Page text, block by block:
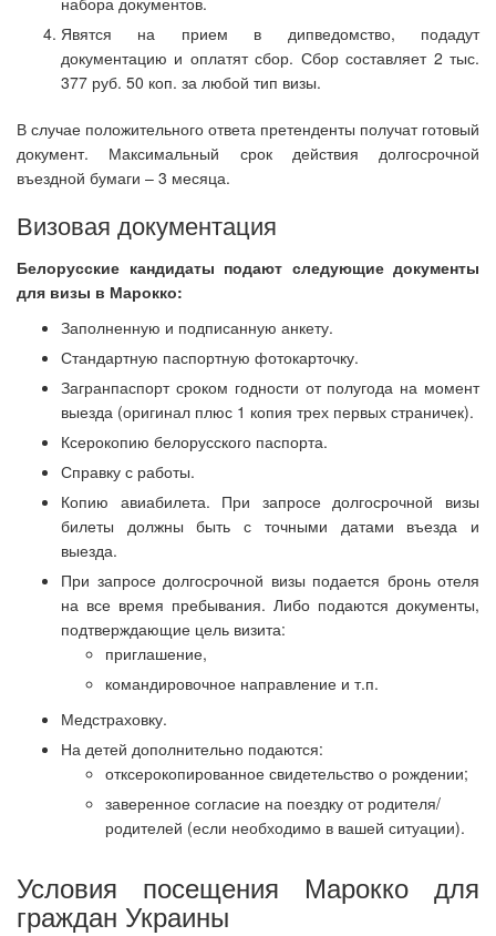
Явятся на прием в дипведомство, подадут
документацию и оплатят сбор. Сбор составляет 2 тыс.
377 руб. 50 коп. за любой тип визы.
В случае положительного ответа претенденты получат готовый
документ. Максимальный срок действия долгосрочной
въездной бумаги – 3 месяца.
Визовая документация
Белорусские кандидаты подают следующие документы
для визы в Марокко:
Заполненную и подписанную анкету.
Стандартную паспортную фотокарточку.
Загранпаспорт сроком годности от полугода на момент
выезда (оригинал плюс 1 копия трех первых страничек).
Ксерокопию белорусского паспорта.
Справку с работы.
Копию авиабилета. При запросе долгосрочной визы
билеты должны быть с точными датами въезда и
выезда.
При запросе долгосрочной визы подается бронь отеля
на все время пребывания. Либо подаются документы,
подтверждающие цель визита:
приглашение,
командировочное направление и т.п.
Медстраховку.
На детей дополнительно подаются:
отксерокопированное свидетельство о рождении;
заверенное согласие на поездку от родителя/
родителей (если необходимо в вашей ситуации).
Условия посещения Марокко для
граждан Украины